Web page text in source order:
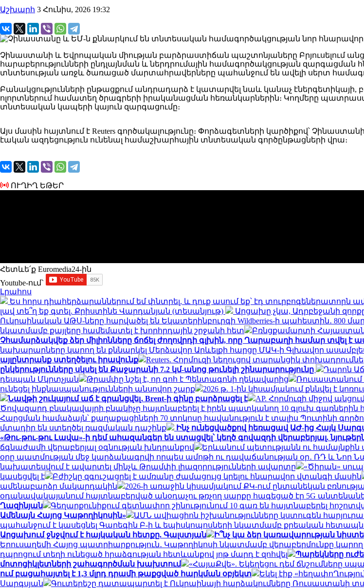
Աշխարհ 3 Հունիս, 2026 19:32
Չինաստանի և Եվրոպական միության բարձրաստիճան պաշտոնյաները Բրյուսելում
հարաբերությունների ընդլայնման և ներդրումային համագործակցության զարգացման
տնտեսության առջև ծառացած մարտահրավերները պահանջում են ավելի սերտ
Բանակցությունների ընթացքում անդրադարձ է կատարվել նաև կանաչ
ոլորտներում համատեղ ծրագրերի իրականացման հեռանկարներին։ Կողմերը
տնտեսական կապերի կայուն զարգացումը։
Այս մասին հայտնում է Reuters գործակալությունը։ Փորձագետների կարծիքով՝
էական ազդեցություն ունենալ համաշխարհային տնտեսական գործընթացների վրա։
ՈՒՂԻՂ ԵԹԵՐ
Հետևե՛ք Euromedia24-ին
Youtube-ում`
Լրահոս
Ես հորս դիահերձարաններում եմ փնտրել, և դուք ասում եք՝ էդ տուրբոգեներատորն
լավ տե՞ղ եք գտել. Քրիստինե Վարդանյան (տեսանյութ)
Արցախը չկա, Ադրբեջանի
Ուկրաինական ԱԹՍ-ները հարվածել են Եկատերինբուրգի Wildberries-ի պահեստին․ 800
նկատմամբ քայլերը համեմատել է խորհրդային շրջանի հետ
Բռնցքամարտի
Չհամարձակվեք ձեր միլիոնները ճոճել ժողովրդի գլխին, որը Ղարաբաղի համար տվել է
նախարարները կարող են քննարկել Մերձավոր Արևելքի հարցը ՄԱԿ-ի Գլխավոր
այլընտրանք ստեղծելու իրավունք
Reuters. Հորմուզի նեղուցով տարանցիկ
ընկերությունները սկսել են Քաջարանի 7.2 կմ-անոց թունելի շինարարությունը
Դարոն
դեսպան Մկրտչյան
Թրամփը նշել է, որ գոհ է Պենտագոնի ղեկավարից Ռուսաստանում
ունեցել ինքնասպանությունների անսովոր շարք
2026 թ. 1-ին կիսամյակում քննվել է
Նավթի շուկայում աճ է գրանցվել․ Brent-ի գինը բարձրացել է
AP. Հորմուզի միջով
Ծովազարդ բնակավայրի բնակիչը հայտնաբերել է իրեն պատկանող 10 գլուխ գառներին
Հարցման համաձայն՝ քաղաքացիների 70 տոկոսը հավանություն է տալիս Պուտինի
մտադիր են ստեղծել ռազմական դաշինք
Ինչ ունեցվածքով հեռացավ ԱԺ-ից Հայկ
«Թու-թու-թու Լավա»-ի դեմ ահազանգեր են ստացվել՝ կեղծ գովազդի վերաբերյալ.
ճգնաժամի վերաբերյալ օգնության խնդրանքով
Երևանում պետությանն ու
օրը պատմության մեջ կարձանագրվի որպես ամոթի ու դավաճանության օր․ ՌԴ և Նոր
նախատեսվում է ավարտել մինչև Թրամփի լիազորությունների ավարտը
«Ծիրան»
կասեցվել է
Բժիշկը զգուշացրել է ամռանը ժամացույց կրելու հնարավոր վտանգի մասին
ամենաբարձր մակարդակին
2026-ի առաջին կիսամյակում ՔԿ-ում ընտանեկան
օդանավակայանում հայտնաբերված անօդաչու թռչող սարքը հագեցած էր 5G
Ղազինյան
Գեղարքունիքում գետնափոր շինությունում 10 գառ են հայտնաբերել
Ամենայն Հայոց Կաթողիկոսին»
ԱՄՆ ավիացիոն իշխանությունները կստուգեն
պահանջում է կասեցնել Գարեգին Բ-ի և եպիսկոպոսների նկատմամբ քրեական
Արցախում ջնջվում է հայկական հետքը. Գալստյան
Ի՞նչ կա ձեր կառավարության
Երուսաղեմի Հայոց պատրիարքություն․ Կաթողիկոսի նկատմամբ վերաբերմունքը կարող
դպրոցում տեղի ունեցած հրաձգության հետևանքով յոթ մարդ է զոհվել
Պարեկները
մոտոցիկլետների շահագործման խախտում
«ՀայաՔվե». Եկեղեցու դեմ ճնշումները
ում բացահայտել է 1,3 մլրդ դրամի թաքցված հարկման օբյեկտ
Եկել էիք
Սարգսյան
Գուտերեշը դատապարտել է Ուկրաինայի հարձակումները Ռուսաստանի